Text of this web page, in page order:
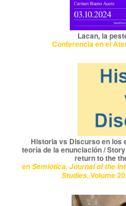
Lacan, la
Conferencia en el
Historia vs Discurso en los
teoría de la enunciación /
return to the
enSemiotica. Journal of the
Studies, Volume